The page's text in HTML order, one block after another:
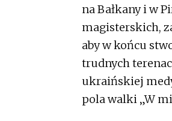
na Bałkany i w
magisterskich,
aby w końcu
trudnych
ukraińskiej
pola walki „W